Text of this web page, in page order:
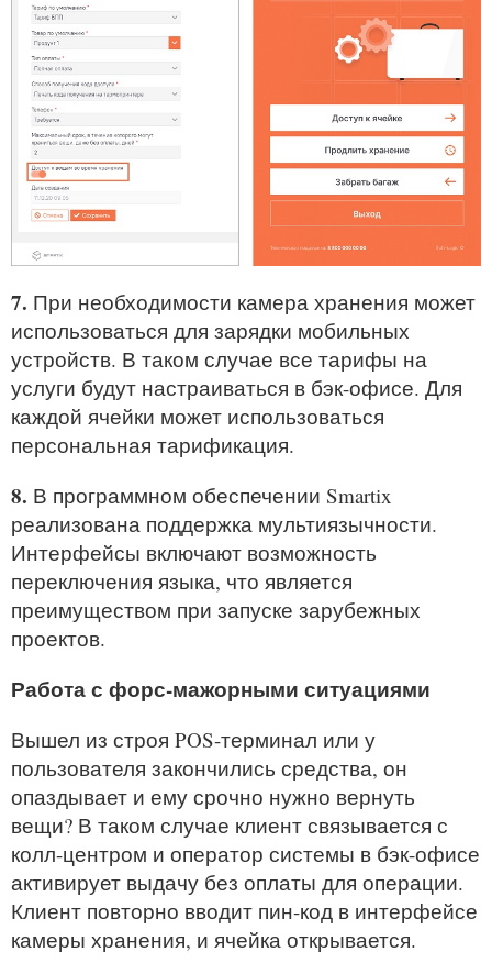
7. При необходимости камера хранения может
использоваться для зарядки мобильных
устройств. В таком случае все тарифы на
услуги будут настраиваться в бэк-офисе. Для
каждой ячейки может использоваться
персональная тарификация.
8. В программном обеспечении Smartix
реализована поддержка мультиязычности.
Интерфейсы включают возможность
переключения языка, что является
преимуществом при запуске зарубежных
проектов.
Работа с форс-мажорными ситуациями
Вышел из строя POS-терминал или у
пользователя закончились средства, он
опаздывает и ему срочно нужно вернуть
вещи? В таком случае клиент связывается с
колл-центром и оператор системы в бэк-офисе
активирует выдачу без оплаты для операции.
Клиент повторно вводит пин-код в интерфейсе
камеры хранения, и ячейка открывается.